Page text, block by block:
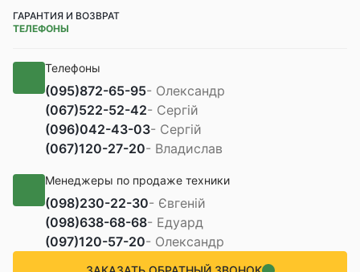
ГАРАНТИЯ И ВОЗВРАТ
ТЕЛЕФОНЫ
Телефоны
(095)872-65-95- Олександр
(067)522-52-42- Сергій
(096)042-43-03- Сергій
(067)120-27-20- Владислав
Менеджеры по продаже техники
(098)230-22-30- Євгеній
(098)638-68-68- Едуард
(097)120-57-20- Олександр